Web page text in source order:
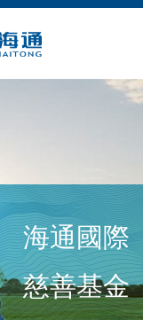
國泰海通證券
海通國際
慈善基金